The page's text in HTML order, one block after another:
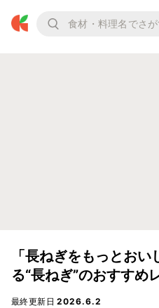
「長ねぎをもっとお
る“長ねぎ”のおすすめ
最終更新日2026.6.2